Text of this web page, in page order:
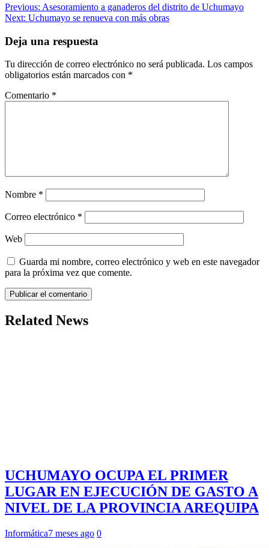
Navegación
de
entradas
Previous: Asesoramiento a ganaderos del distrito de Uchumayo
Next: Uchumayo se renueva con más obras
Deja una respuesta
Tu dirección de correo electrónico no será publicada. Los campos
obligatorios están marcados con *
Comentario *
Nombre *
Correo electrónico *
Web
Guarda mi nombre, correo electrónico y web en este navegador
para la próxima vez que comente.
Related News
UCHUMAYO OCUPA EL PRIMER
LUGAR EN EJECUCIÓN DE GASTO A
NIVEL DE LA PROVINCIA AREQUIPA
Informática7 meses ago 0